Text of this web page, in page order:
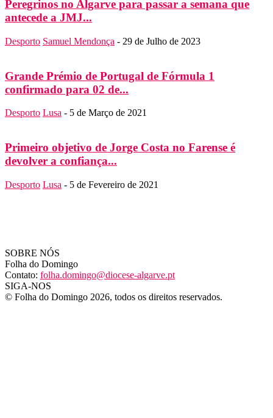
Peregrinos no Algarve para passar a semana que
antecede a JMJ...
Desporto Samuel Mendonça - 29 de Julho de 2023
Grande Prémio de Portugal de Fórmula 1
confirmado para 02 de...
Desporto Lusa - 5 de Março de 2021
Primeiro objetivo de Jorge Costa no Farense é
devolver a confiança...
Desporto Lusa - 5 de Fevereiro de 2021
SOBRE NÓS
Folha do Domingo
Contato: folha.domingo@diocese-algarve.pt
SIGA-NOS
© Folha do Domingo 2026, todos os direitos reservados.